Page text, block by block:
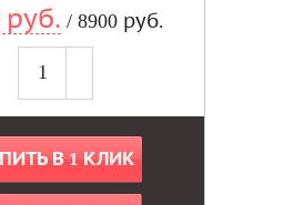
руб. / 8900 руб.
В 1 КЛИК